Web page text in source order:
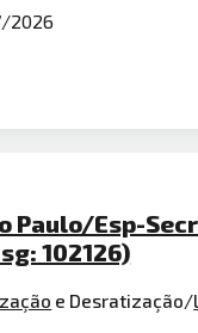
2026
Paulo/Esp-
102126)
e Desratização/